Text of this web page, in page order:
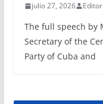
julio 27, 2026
The full speech by
Secretary of the
Party of Cuba and